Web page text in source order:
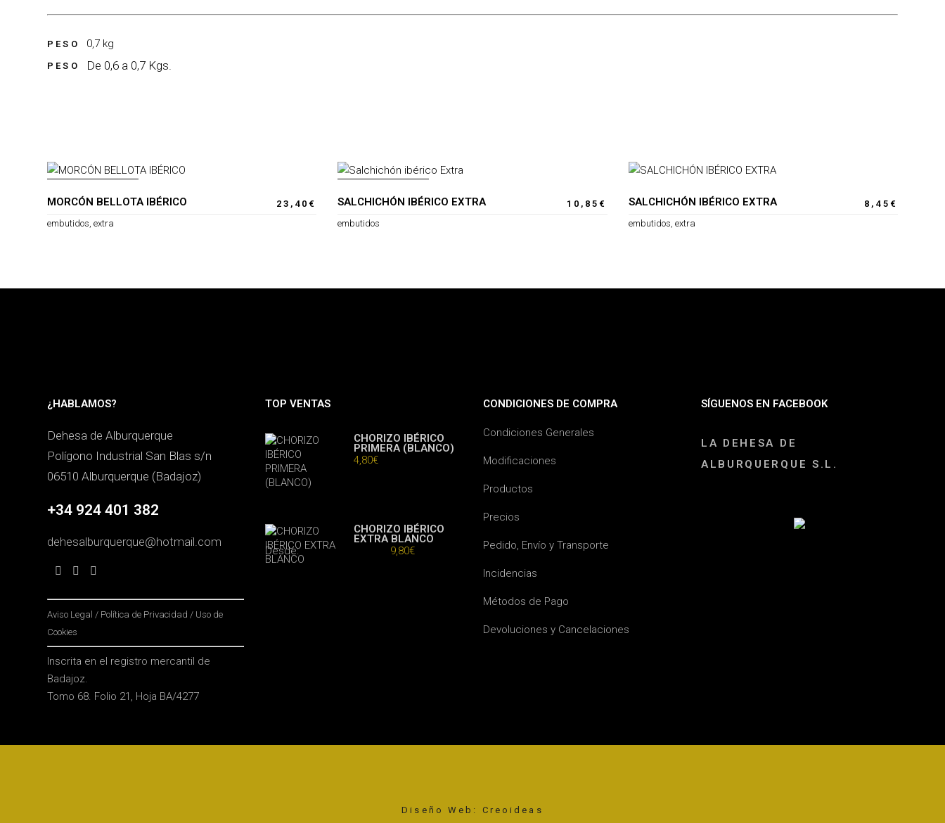
PESO 0,7 kg
PESO De 0,6 a 0,7 Kgs.
MORCÓN BELLOTA IBÉRICO 23,40 €
embutidos ,extra
SALCHICHÓN IBÉRICO EXTRA 10,85 €
embutidos
SALCHICHÓN IBÉRICO EXTRA 8,45 €
embutidos extra
¿HABLAMOS?
Dehesa de Alburquerque
Polígono Industrial San Blas s/n
06510 Alburquerque (Badajoz)
+34 924 401 382
dehesalburquerque@hotmail.com
Aviso Legal / Política de Privacidad / Uso de
Cookies
Inscrita en el registro mercantil de
Badajoz.
Tomo 68. Folio 21, Hoja BA/4277
TOP VENTAS
CHORIZO IBÉRICO
PRIMERA (BLANCO)
4,80€
CHORIZO IBÉRICO
EXTRA BLANCO
Desde:
9,80€
CONDICIONES DE COMPRA
Condiciones Generales
Modificaciones
Productos
Precios
Pedido, Envío y Transporte
Incidencias
Métodos de Pago
Devoluciones y Cancelaciones
SÍGUENOS EN FACEBOOK
LA DEHESA DE
ALBURQUERQUE S.L.
Diseño Web: Creoideas